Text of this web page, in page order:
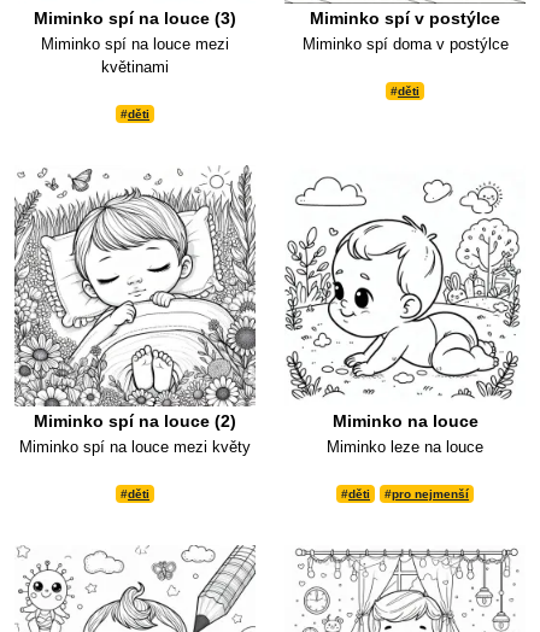
Miminko spí na louce (3)
Miminko spí na louce mezi
květinami
#děti
Miminko spí v postýlce
Miminko spí doma v postýlce
#děti
Miminko spí na louce (2)
Miminko spí na louce mezi květy
#děti
Miminko na louce
Miminko leze na louce
#děti #pro nejmenší